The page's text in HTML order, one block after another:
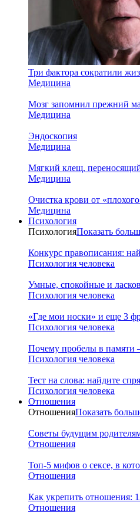
Три фактора сократили
Медицина
Мозг запомнил прежний
Медицина
Эндоскопия
Медицина
Мягкий клещ,
Медицина
Очистка крови от
Медицина
Психология
ПсихологияПоказать
Конкурс правописания:
Психология человека
Умные, спокойные и
Психология человека
«Где мои носки» и еще 3
Психология человека
Почему пробелы в памяти
Психология человека
Тест на слова: найдите
Психология человека
Отношения
ОтношенияПоказать
Советы будущим
Отношения
Топ-5 мифов о сексе, в
Отношения
Как укрепить отношения:
Отношения